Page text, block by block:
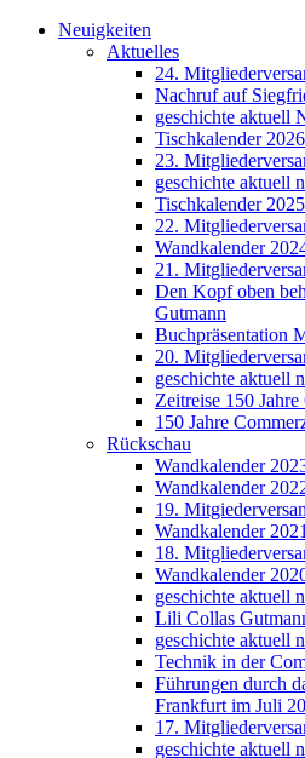
Neuigkeiten
Aktuelles
24.
Nachruf auf
geschichte aktuell
Tischkalender 2026
23.
geschichte aktuell
Tischkalender 2025
22.
Wandkalender
21.
Den Kopf oben
Gutmann
Buchpräsentation
20.
geschichte aktuell
Zeitreise 150
150 Jahre
Rückschau
Wandkalender
Wandkalender
19.
Wandkalender 2021
18.
Wandkalender
geschichte aktuell
Lili Collas
geschichte aktuell
Technik in der
Führungen durch
Frankfurt im Juli
17.
geschichte aktuell